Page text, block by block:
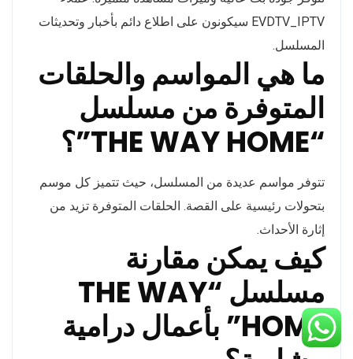
EVDTV_IPTV سيكونون على اطلاع دائم بأخبار وتحديثات
المسلسل.
ما هي المواسم والحلقات
المتوفرة من مسلسل
“THE WAY HOME”؟
تتوفر مواسم عديدة من المسلسل، حيث تتميز كل موسم
بتحولات رئيسية على القصة. الحلقات المتوفرة تزيد من
إثارة الأحداث.
كيف يمكن مقارنة
مسلسل “THE WAY
HOME” بأعمال درامية